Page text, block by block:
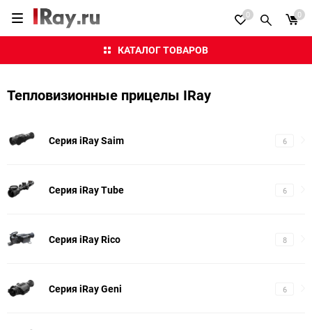
КАТАЛОГ ТОВАРОВ
0 0
Тепловизионные прицелы IRay
6
Серия iRay Saim
6
Серия iRay Tube
8
Серия iRay Rico
6
Серия iRay Geni